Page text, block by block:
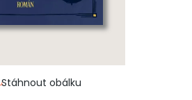
Stáhnout obálku